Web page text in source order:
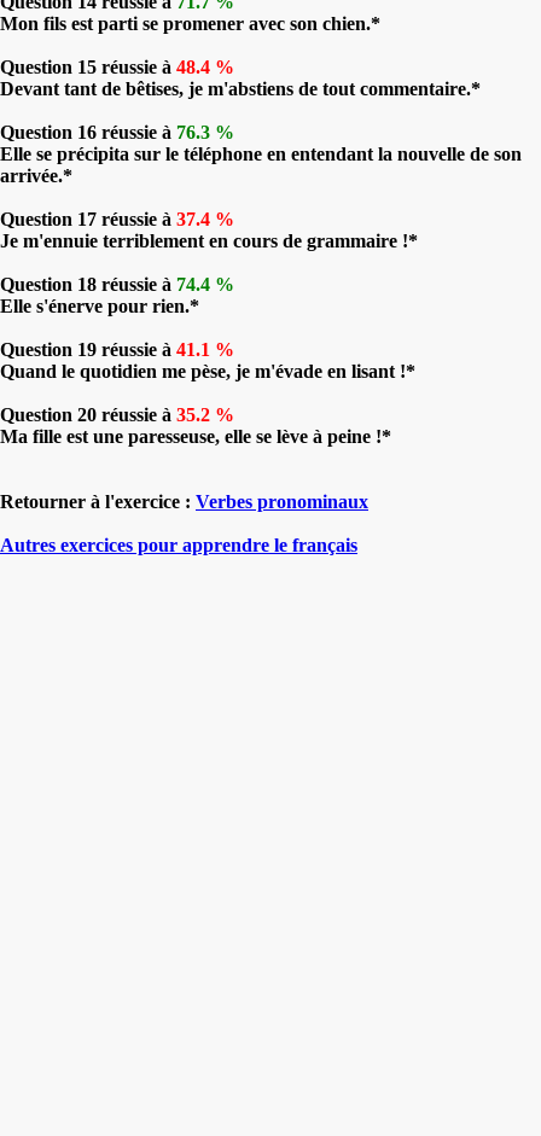
Mon fils est parti se promener avec son chien.*
Question 15 réussie à 48.4 %
Devant tant de bêtises, je m'abstiens de tout commentaire.*
Question 16 réussie à 76.3 %
Elle se précipita sur le téléphone en entendant la nouvelle de son
arrivée.*
Question 17 réussie à 37.4 %
Je m'ennuie terriblement en cours de grammaire !*
Question 18 réussie à 74.4 %
Elle s'énerve pour rien.*
Question 19 réussie à 41.1 %
Quand le quotidien me pèse, je m'évade en lisant !*
Question 20 réussie à 35.2 %
Ma fille est une paresseuse, elle se lève à peine !*
Retourner à l'exercice : Verbes pronominaux
Autres exercices pour apprendre le français